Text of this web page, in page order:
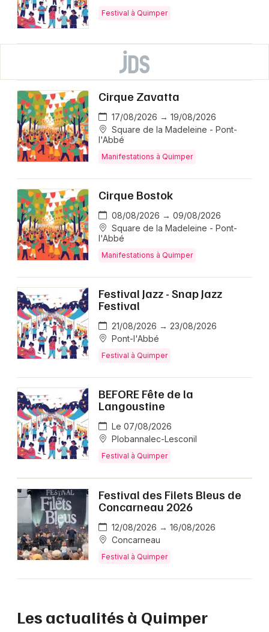
Festival à Quimper
Cirque Zavatta
17/08/2026 → 19/08/2026
Square de la Madeleine - Pont-
l'Abbé
Manifestations à Quimper
Cirque Bostok
08/08/2026 → 09/08/2026
Square de la Madeleine - Pont-
l'Abbé
Manifestations à Quimper
Festival Jazz - Snap Jazz
Festival
21/08/2026 → 23/08/2026
Pont-l'Abbé
Festival à Quimper
BEFORE Fête de la
Langoustine
Le 07/08/2026
Plobannalec-Lesconil
Festival à Quimper
Festival des Filets Bleus de
Concarneau 2026
12/08/2026 → 16/08/2026
Concarneau
Festival à Quimper
Les actualités à Quimper